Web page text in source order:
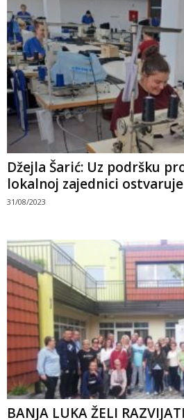
Džejla Šarić: Uz podršku
lokalnoj zajednici
31/08/2023
BANJA LUKA ŽELI